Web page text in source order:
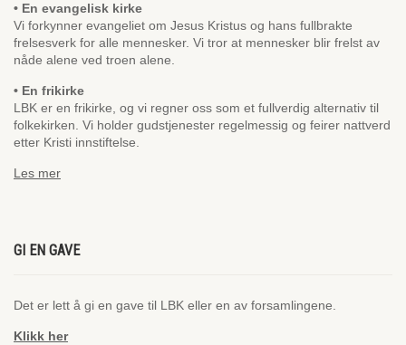
• En evangelisk kirke
Vi forkynner evangeliet om Jesus Kristus og hans fullbrakte
frelsesverk for alle mennesker. Vi tror at mennesker blir frelst av
nåde alene ved troen alene.
• En frikirke
LBK er en frikirke, og vi regner oss som et fullverdig alternativ til
folkekirken. Vi holder gudstjenester regelmessig og feirer nattverd
etter Kristi innstiftelse.
Les mer
GI EN GAVE
Det er lett å gi en gave til LBK eller en av forsamlingene.
Klikk her